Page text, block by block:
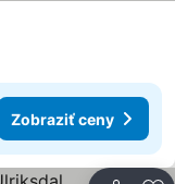
Zobraziť ceny